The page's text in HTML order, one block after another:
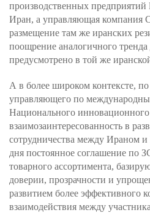
производственных
Иран, а управляющая компания
размещение там же иранских
поощрение аналогичного
предусмотрено в той же
А в более широком контексте,
управляющего по
Национального
взаимозаинтересованность в
сотрудничества между Ираном
дня постоянное соглашение по
товарного ассортимента,
доверии, прозрачности и
развитием более эффективного
взаимодействия между